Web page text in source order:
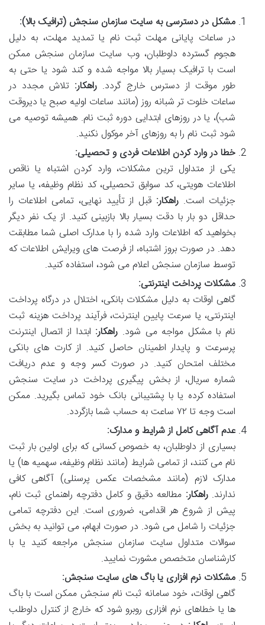
مشکل در دسترسی به سایت سازمان سنجش (ترافیک بالا):
در ساعات پایانی مهلت ثبت نام یا تمدید مهلت، به دلیل
هجوم گسترده داوطلبان، وب سایت سازمان سنجش ممکن
است با ترافیک بسیار بالا مواجه شده و کند شود یا حتی به
طور موقت از دسترس خارج گردد. راهکار: تلاش مجدد در
ساعات خلوت تر شبانه روز (مانند ساعات اولیه صبح یا دیروقت
شب)، یا در روزهای ابتدایی دوره ثبت نام. همیشه توصیه می
شود ثبت نام را به روزهای آخر موکول نکنید.
خطا در وارد کردن اطلاعات فردی و تحصیلی:
یکی از متداول ترین مشکلات، وارد کردن اشتباه یا ناقص
اطلاعات هویتی، کد سوابق تحصیلی، کد نظام وظیفه، یا سایر
جزئیات است. راهکار: قبل از تأیید نهایی، تمامی اطلاعات را
حداقل دو بار با دقت بسیار بالا بازبینی کنید. از یک نفر دیگر
بخواهید که اطلاعات وارد شده را با مدارک اصلی شما مطابقت
دهد. در صورت بروز اشتباه، از فرصت های ویرایش اطلاعات که
توسط سازمان سنجش اعلام می شود، استفاده کنید.
مشکلات پرداخت اینترنتی:
گاهی اوقات به دلیل مشکلات بانکی، اختلال در درگاه پرداخت
اینترنتی، یا سرعت پایین اینترنت، فرآیند پرداخت هزینه ثبت
نام با مشکل مواجه می شود. راهکار: ابتدا از اتصال اینترنت
پرسرعت و پایدار اطمینان حاصل کنید. از کارت های بانکی
مختلف امتحان کنید. در صورت کسر وجه و عدم دریافت
شماره سریال، از بخش پیگیری پرداخت در سایت سنجش
استفاده کرده یا با پشتیبانی بانک خود تماس بگیرید. ممکن
است وجه تا ۷۲ ساعت به حساب شما بازگردد.
عدم آگاهی کامل از شرایط و مدارک:
بسیاری از داوطلبان، به خصوص کسانی که برای اولین بار ثبت
نام می کنند، از تمامی شرایط (مانند نظام وظیفه، سهمیه ها) یا
مدارک لازم (مانند مشخصات عکس پرسنلی) آگاهی کافی
ندارند.راهکار: مطالعه دقیق و کامل دفترچه راهنمای ثبت نام،
پیش از شروع هر اقدامی، ضروری است. این دفترچه تمامی
جزئیات را شامل می شود. در صورت ابهام، می توانید به بخش
سوالات متداول سایت سازمان سنجش مراجعه کنید یا با
کارشناسان متخصص مشورت نمایید.
مشکلات نرم افزاری یا باگ های سایت سنجش:
گاهی اوقات، خود سامانه ثبت نام سنجش ممکن است با باگ
ها یا خطاهای نرم افزاری روبرو شود که خارج از کنترل داوطلب